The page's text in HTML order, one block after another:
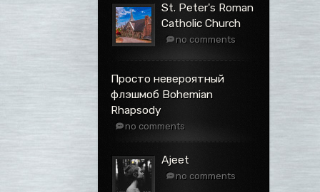
St. Peter's Roman
Catholic Church
no comments
Просто невероятный
флэшмоб Bohemian
Rhapsody
no comments
Ajeet
no comments